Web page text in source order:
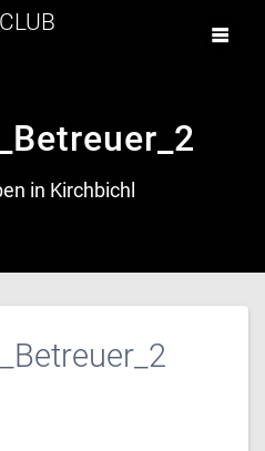
Zum
Inhalt
CLUB
in Kirchbichl